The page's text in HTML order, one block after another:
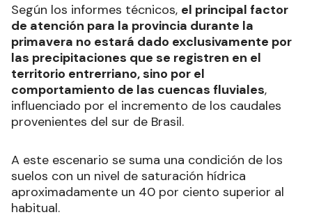
Según los informes técnicos, el principal factor
de atención para la provincia durante la
primavera no estará dado exclusivamente por
las precipitaciones que se registren en el
territorio entrerriano, sino por el
comportamiento de las cuencas fluviales,
influenciado por el incremento de los caudales
provenientes del sur de Brasil.
A este escenario se suma una condición de los
suelos con un nivel de saturación hídrica
aproximadamente un 40 por ciento superior al
habitual.